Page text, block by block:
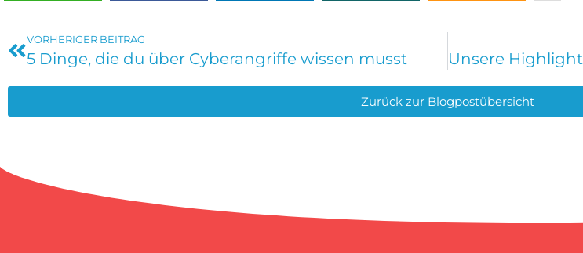
VORHERIGER BEITRAG
5 Dinge, die du über Cyberangriffe wissen musst
Zurück zur Blogpostübersicht